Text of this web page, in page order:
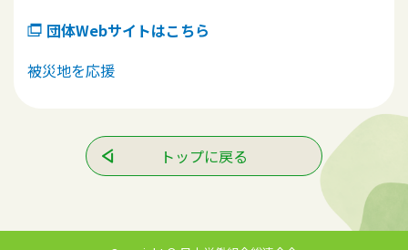
団体Webサイトはこちら
被災地を応援
トップに戻る